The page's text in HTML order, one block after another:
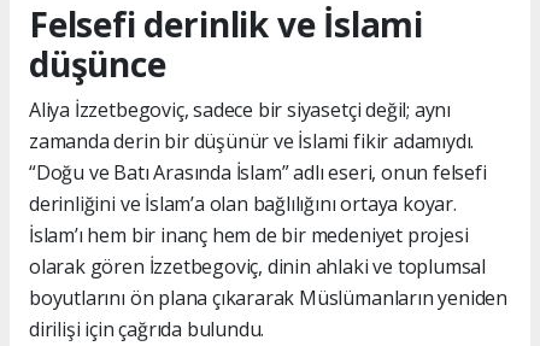
Felsefi derinlik ve İslami
düşünce
Aliya İzzetbegoviç, sadece bir siyasetçi değil; aynı
zamanda derin bir düşünür ve İslami fikir adamıydı.
“Doğu ve Batı Arasında İslam” adlı eseri, onun felsefi
derinliğini ve İslam’a olan bağlılığını ortaya koyar.
İslam’ı hem bir inanç hem de bir medeniyet projesi
olarak gören İzzetbegoviç, dinin ahlaki ve toplumsal
boyutlarını ön plana çıkararak Müslümanların yeniden
dirilişi için çağrıda bulundu.